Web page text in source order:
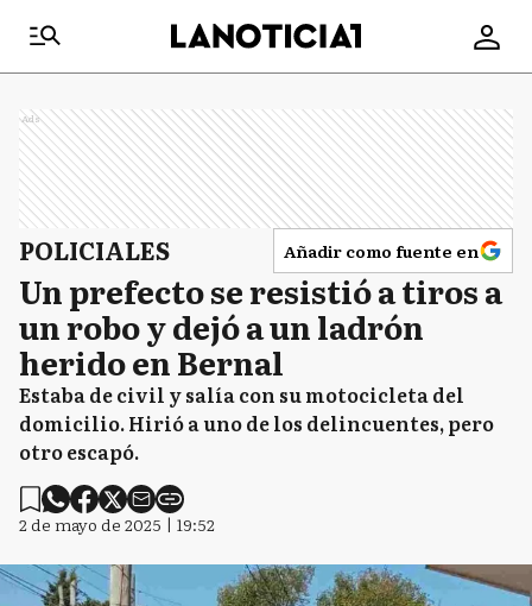
Ads
POLICIALES Añadir como fuente en
Un prefecto se resistió a tiros a
un robo y dejó a un ladrón
herido en Bernal
Estaba de civil y salía con su motocicleta del
domicilio. Hirió a uno de los delincuentes, pero
otro escapó.
2 de mayo de 2025 | 19:52